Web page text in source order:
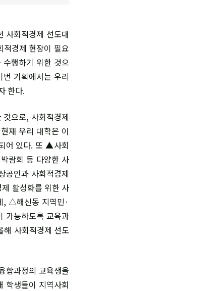
사회적경제 선도대
적경제 현장이 필요
행하기 위한 것으
기획에서는 우리
한다.
것으로, 사회적경제
재 우리 대학은 이
어 있다. 또 ▲사회
람회 등 다양한 사
공인과 사회적경제
활성화를 위한 사
, △해신동 지역민·
가능하도록 교육과
해 사회적경제 선도
합과정의 교육생을
학생들이 지역사회